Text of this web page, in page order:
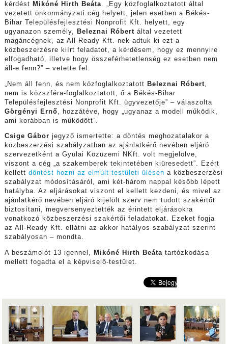
kérdést Mikóné Hirth Beáta. „Egy közfoglalkoztatott által
vezetett önkormányzati cég helyett, jelen esetben a Békés-
Bihar Településfejlesztési Nonprofit Kft. helyett, egy
ugyanazon személy,
Beleznai Róbertáltal vezetett
magáncégnek, az All-Ready Kft.-nek adtuk ki ezt a
közbeszerzésre kiírt feladatot, a kérdésem, hogy ez mennyire
elfogadható, illetve hogy összeférhetetlenség ez esetben nem
áll-e fenn?” – vetette fel.
„Nem áll fenn, és nem közfoglalkoztatott Beleznai Róbert
nem is közszféra-foglalkoztatott, ő a Békés-Bihar
Településfejlesztési Nonprofit Kft. ügyvezetője” – válaszolta
Görgényi Ernő , hozzátéve, hogy „ugyanaz a modell működik,
ami korábban is működött”.
Csige Gábor jegyző ismertette: a döntés meghozatalakor a
közbeszerzési szabályzatban az ajánlatkérő nevében eljáró
szervezetként a Gyulai Közüzemi NKft. volt megjelölve,
viszont a cég „a szakemberek tekintetében kiüresedett”. Ezért
kellett döntést hozni az elmúlt testületi ülésen a közbeszerzési
szabályzat módosításáról, ami két-három nappal később lépett
hatályba. Az eljárásokat viszont el kellett kezdeni, és mivel az
ajánlatkérő nevében eljáró kijelölt szerv nem tudott szakértőt
biztosítani, megversenyeztették az érintett eljárásokra
vonatkozó közbeszerzési szakértői feladatokat. Ezeket fogja
az All-Ready Kft. ellátni az akkor hatályos szabályzat szerint
szabályosan – mondta.
A beszámolót 13 igennel, Mikóné Hirth Beátatartózkodása
mellett fogadta el a képviselő-testület.